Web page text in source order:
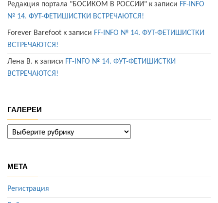
Редакция портала "БОСИКОМ В РОССИИ" к записи FF-INFO
№ 14. ФУТ-ФЕТИШИСТКИ ВСТРЕЧАЮТСЯ!
Forever Barefoot к записи FF-INFO № 14. ФУТ-ФЕТИШИСТКИ
ВСТРЕЧАЮТСЯ!
Лена В. к записи FF-INFO № 14. ФУТ-ФЕТИШИСТКИ
ВСТРЕЧАЮТСЯ!
ГАЛЕРЕИ
ГАЛЕРЕИ
МЕТА
Регистрация